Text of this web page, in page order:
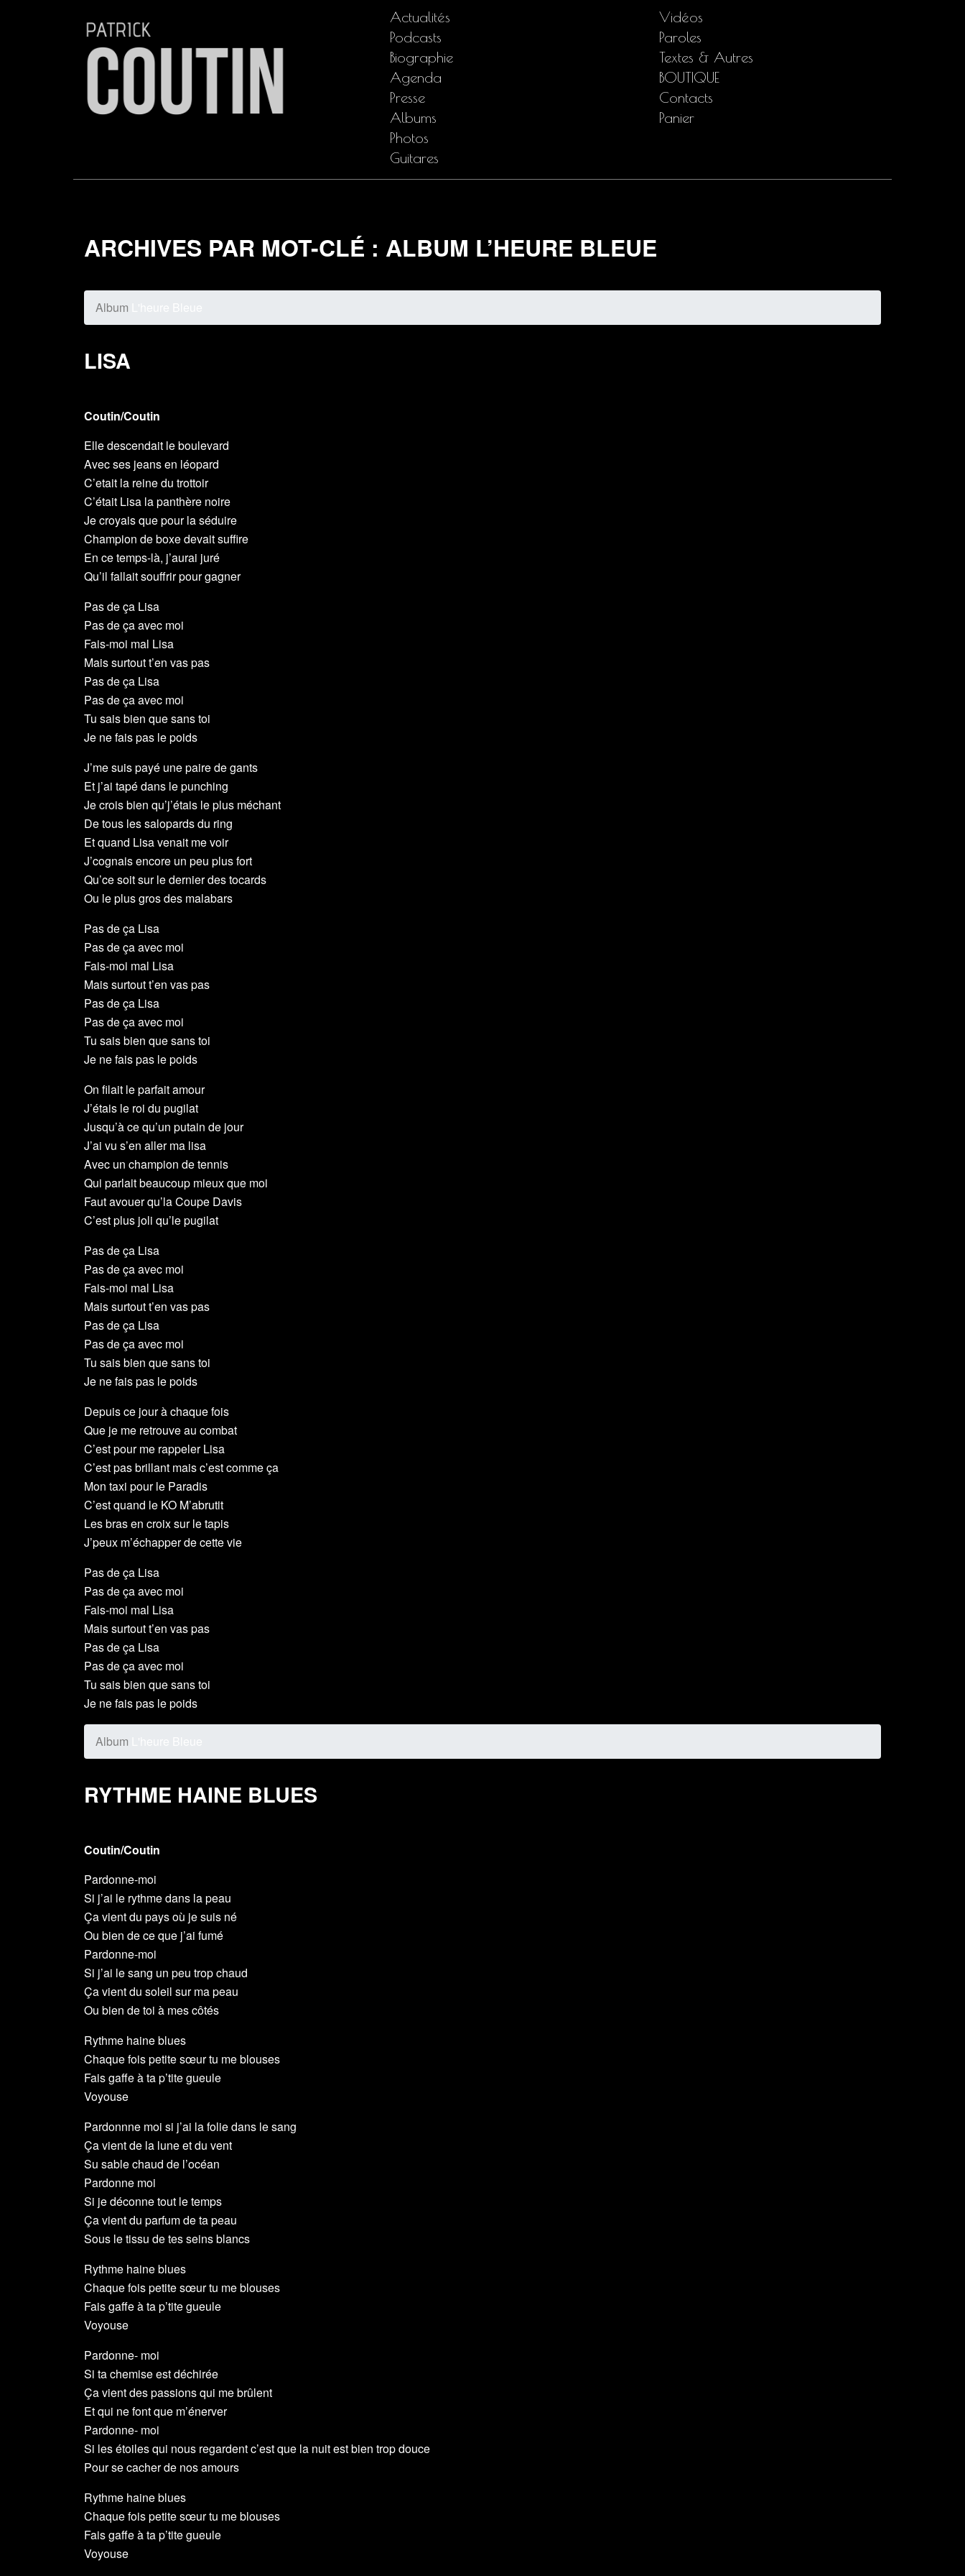
Actualités
Podcasts
Biographie
Agenda
Presse
Albums
Photos
Guitares
Vidéos
Paroles
Textes & Autres
BOUTIQUE
Contacts
Panier
ARCHIVES PAR MOT-CLÉ : ALBUM L’HEURE BLEUE
Album
LISA
Coutin/Coutin
Elle descendait le boulevard
Avec ses jeans en léopard
C’etait la reine du trottoir
C’était Lisa la panthère noire
Je croyais que pour la séduire
Champion de boxe devait suffire
En ce temps-là, j’aurai juré
Qu’il fallait souffrir pour gagner
Pas de ça Lisa
Pas de ça avec moi
Fais-moi mal Lisa
Mais surtout t’en vas pas
Pas de ça Lisa
Pas de ça avec moi
Tu sais bien que sans toi
Je ne fais pas le poids
J’me suis payé une paire de gants
Et j’ai tapé dans le punching
Je crois bien qu’j’étais le plus méchant
De tous les salopards du ring
Et quand Lisa venait me voir
J’cognais encore un peu plus fort
Qu’ce soit sur le dernier des tocards
Ou le plus gros des malabars
Pas de ça Lisa
Pas de ça avec moi
Fais-moi mal Lisa
Mais surtout t’en vas pas
Pas de ça Lisa
Pas de ça avec moi
Tu sais bien que sans toi
Je ne fais pas le poids
On filait le parfait amour
J’étais le roi du pugilat
Jusqu’à ce qu’un putain de jour
J’ai vu s’en aller ma lisa
Avec un champion de tennis
Qui parlait beaucoup mieux que moi
Faut avouer qu’la Coupe Davis
C’est plus joli qu’le pugilat
Pas de ça Lisa
Pas de ça avec moi
Fais-moi mal Lisa
Mais surtout t’en vas pas
Pas de ça Lisa
Pas de ça avec moi
Tu sais bien que sans toi
Je ne fais pas le poids
Depuis ce jour à chaque fois
Que je me retrouve au combat
C’est pour me rappeler Lisa
C’est pas brillant mais c’est comme ça
Mon taxi pour le Paradis
C’est quand le KO M’abrutit
Les bras en croix sur le tapis
J’peux m’échapper de cette vie
Pas de ça Lisa
Pas de ça avec moi
Fais-moi mal Lisa
Mais surtout t’en vas pas
Pas de ça Lisa
Pas de ça avec moi
Tu sais bien que sans toi
Je ne fais pas le poids
Album
RYTHME HAINE BLUES
Coutin/Coutin
Pardonne-moi
Si j’ai le rythme dans la peau
Ça vient du pays où je suis né
Ou bien de ce que j’ai fumé
Pardonne-moi
Si j’ai le sang un peu trop chaud
Ça vient du soleil sur ma peau
Ou bien de toi à mes côtés
Rythme haine blues
Chaque fois petite sœur tu me blouses
Fais gaffe à ta p’tite gueule
Voyouse
Pardonnne moi si j’ai la folie dans le sang
Ça vient de la lune et du vent
Su sable chaud de l’océan
Pardonne moi
Si je déconne tout le temps
Ça vient du parfum de ta peau
Sous le tissu de tes seins blancs
Rythme haine blues
Chaque fois petite sœur tu me blouses
Fais gaffe à ta p’tite gueule
Voyouse
Pardonne- moi
Si ta chemise est déchirée
Ça vient des passions qui me brûlent
Et qui ne font que m’énerver
Pardonne- moi
Si les étoiles qui nous regardent c’est que la nuit est bien trop douce
Pour se cacher de nos amours
Rythme haine blues
Chaque fois petite sœur tu me blouses
Fais gaffe à ta p’tite gueule
Voyouse